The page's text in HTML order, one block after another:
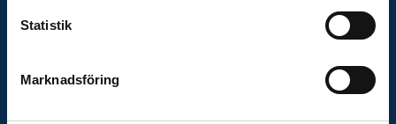
Statistik
Marknadsföring
Lilla krisinfo - Krisinformation för barn och unga